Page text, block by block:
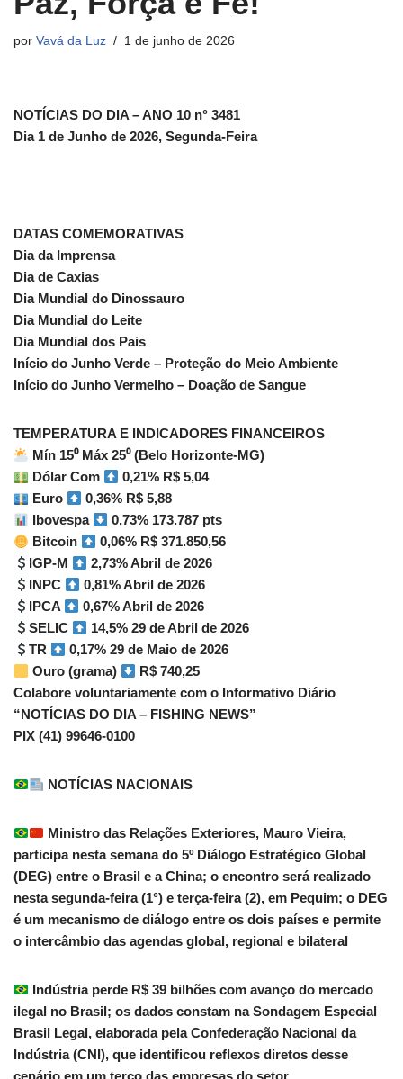
por Vavá da Luz 1 de junho de 2026
NOTÍCIAS DO DIA – ANO 10 n° 3481
Dia 1 de Junho de 2026, Segunda-Feira
DATAS COMEMORATIVAS
Dia da Imprensa
Dia de Caxias
Dia Mundial do Dinossauro
Dia Mundial do Leite
Dia Mundial dos Pais
Início do Junho Verde – Proteção do Meio Ambiente
Início do Junho Vermelho – Doação de Sangue
TEMPERATURA E INDICADORES FINANCEIROS
Mín 15⁰ Máx 25⁰ (Belo Horizonte-MG)
Dólar Com
0,21% R$ 5,04
Euro
0,36% R$ 5,88
Ibovespa
0,73% 173.787 pts
Bitcoin
0,06% R$ 371.850,56
IGP-M
2,73% Abril de 2026
INPC
0,81% Abril de 2026
IPCA
0,67% Abril de 2026
SELIC
14,5% 29 de Abril de 2026
TR
0,17% 29 de Maio de 2026
Ouro (grama)
R$ 740,25
Colabore voluntariamente com o Informativo Diário
“NOTÍCIAS DO DIA – FISHING NEWS”
PIX (41) 99646-0100
NOTÍCIAS NACIONAIS
Ministro das Relações Exteriores, Mauro Vieira,
participa nesta semana do 5º Diálogo Estratégico Global
(DEG) entre o Brasil e a China; o encontro será realizado
nesta segunda-feira (1°) e terça-feira (2), em Pequim; o DEG
é um mecanismo de diálogo entre os dois países e permite
o intercâmbio das agendas global, regional e bilateral
Indústria perde R$ 39 bilhões com avanço do mercado
ilegal no Brasil; os dados constam na Sondagem Especial
Brasil Legal, elaborada pela Confederação Nacional da
Indústria (CNI), que identificou reflexos diretos desse